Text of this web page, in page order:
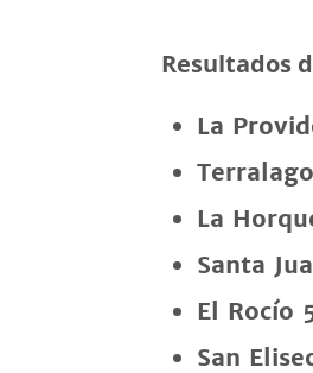
Resultados
La
La
Santa
El Rocío
San